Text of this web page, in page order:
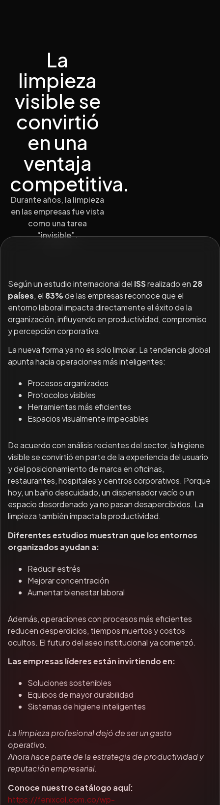
La
limpieza
visible se
convirtió
en una
ventaja
competitiva.
Durante años, la limpieza
en las empresas fue vista
como una tarea
“invisible”.
Según un estudio internacional del ISSrealizado en 28
países, el 83%de las empresas reconoce que el
entorno laboral impacta directamente el éxito de la
organización, influyendo en productividad, compromiso
y percepción corporativa.
La nueva forma ya no es solo limpiar. La tendencia global
apunta hacia operaciones más inteligentes:
Procesos organizados
Protocolos visibles
Herramientas más eficientes
Espacios visualmente impecables
De acuerdo con análisis recientes del sector, la higiene
visible se convirtió en parte de la experiencia del usuario
y del posicionamiento de marca en oficinas,
restaurantes, hospitales y centros corporativos. Porque
hoy, un baño descuidado, un dispensador vacío o un
espacio desordenado ya no pasan desapercibidos. La
limpieza también impacta la productividad.
Diferentes estudios muestran que los entornos
organizados ayudan a:
Reducir estrés
Mejorar concentración
Aumentar bienestar laboral
Además, operaciones con procesos más eficientes
reducen desperdicios, tiempos muertos y costos
ocultos. El futuro del aseo institucional ya comenzó.
Las empresas líderes están invirtiendo en:
Soluciones sostenibles
Equipos de mayor durabilidad
Sistemas de higiene inteligentes
La limpieza profesional dejó de ser un gasto
operativo.
Ahora hace parte de la estrategia de productividad y
reputación empresarial.
Conoce nuestro catálogo aquí:
https://fenixcol.com.co/wp-